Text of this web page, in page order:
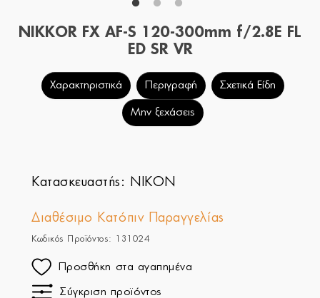
NIKKOR FX AF-S 120-300mm f/2.8E FL
ED SR VR
Χαρακτηριστικά Περιγραφή Σχετικά Είδη
Μην ξεχάσεις
Κατασκευαστής: NIKON
Διαθέσιμο Κατόπιν Παραγγελίας
Κωδικός Προϊόντος: 131024
Προσθήκη στα αγαπημένα
Σύγκριση προϊόντος